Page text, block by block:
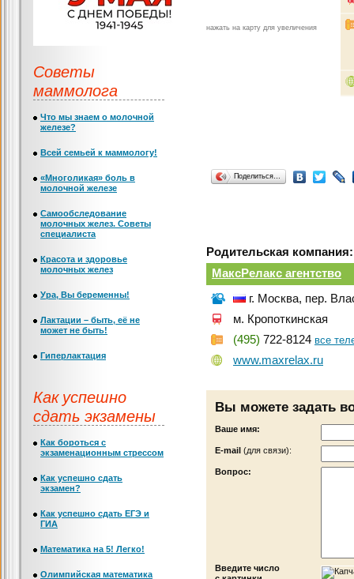
нажать на карту для увеличения
Поделиться…
Родительская компания:
МаксРелакс агентство
г. Москва, пер.
м. Кропоткинская
(495) 722-8124 все
www.maxrelax.ru
Вы можете задать
Ваше имя:
Е-mail (для связи):
Вопрос:
Введите число
Советы
маммолога
Что мы знаем о молочной
железе?
Всей семьей к маммологу!
«Многоликая» боль в
молочной железе
Самообследование
молочных желез. Советы
специалиста
Красота и здоровье
молочных желез
Ура, Вы беременны!
Лактации – быть, её не
может не быть!
Гиперлактация
Как успешно
сдать экзамены
Как бороться с
экзаменационным стрессом
Как успешно сдать
экзамен?
Как успешно сдать ЕГЭ и
ГИА
Математика на 5! Легко!
Олимпийская математика